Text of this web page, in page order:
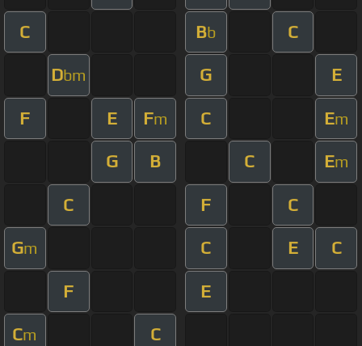
C Bb C
Dbm G E
F E Fm C Em
G B C Em
C F C
Gm C E C
F E
Cm C